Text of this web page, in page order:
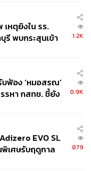
ข้อ ไม่ได้เป็นเพียง
หตุยิงใน รร.
รี พบกระสุนเข้า
1.2K
ฟ้อง ‘หมอสรณ’
รหา กสทช. ชี้ยัง
0.9K
EVO SL
พิเศษรับฤดูกาล
879